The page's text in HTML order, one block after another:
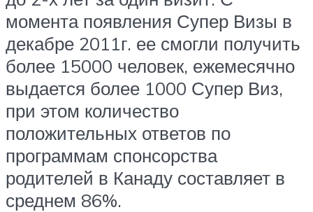
момента появления Супер Визы в
декабре 2011г. ее смогли получить
более 15000 человек, ежемесячно
выдается более 1000 Супер Виз,
при этом количество
положительных ответов по
программам спонсорства
родителей в Канаду составляет в
среднем 86%.